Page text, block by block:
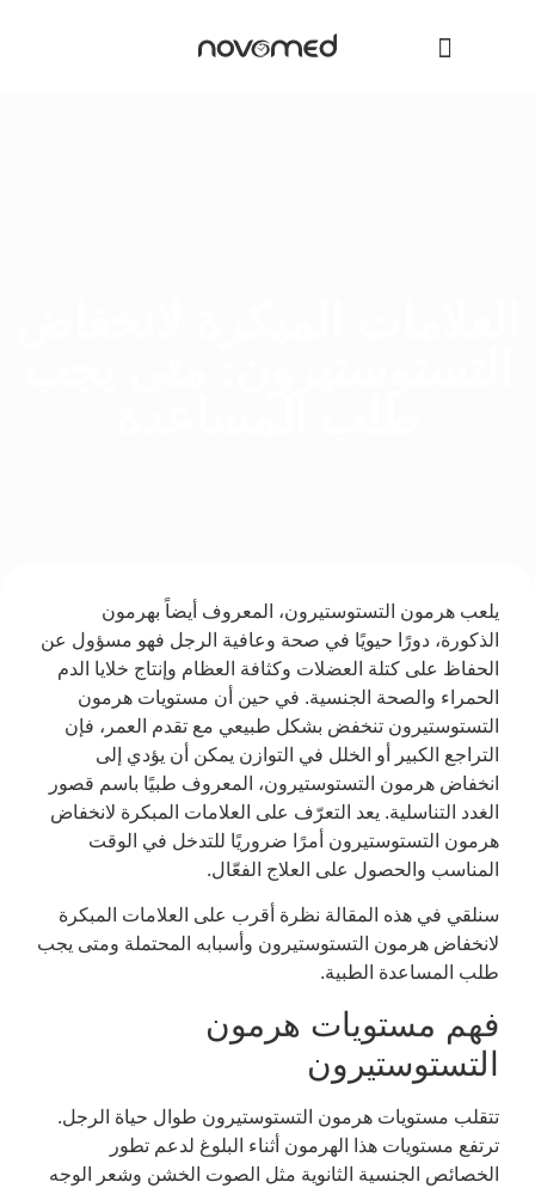
يلعب هرمون التستوستيرون، المعروف أيضاً بهرمون
الذكورة، دورًا حيويًا في صحة وعافية الرجل فهو مسؤول عن
الحفاظ على كتلة العضلات وكثافة العظام وإنتاج خلايا الدم
الحمراء والصحة الجنسية. في حين أن مستويات هرمون
التستوستيرون تنخفض بشكل طبيعي مع تقدم العمر، فإن
التراجع الكبير أو الخلل في التوازن يمكن أن يؤدي إلى
انخفاض هرمون التستوستيرون، المعروف طبيًا باسم قصور
الغدد التناسلية. يعد التعرّف على العلامات المبكرة لانخفاض
هرمون التستوستيرون أمرًا ضروريًا للتدخل في الوقت
المناسب والحصول على العلاج الفعّال.
سنلقي في هذه المقالة نظرة أقرب على العلامات المبكرة
لانخفاض هرمون التستوستيرون وأسبابه المحتملة ومتى يجب
طلب المساعدة الطبية.
فهم مستويات هرمون
التستوستيرون
تتقلب مستويات هرمون التستوستيرون طوال حياة الرجل.
ترتفع مستويات هذا الهرمون أثناء البلوغ لدعم تطور
الخصائص الجنسية الثانوية مثل الصوت الخشن وشعر الوجه